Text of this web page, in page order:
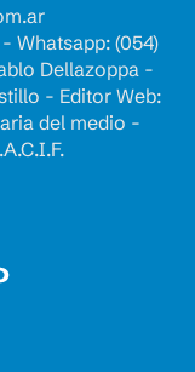
Whatsapp: (054)
Dellazoppa -
- Editor Web:
del medio -